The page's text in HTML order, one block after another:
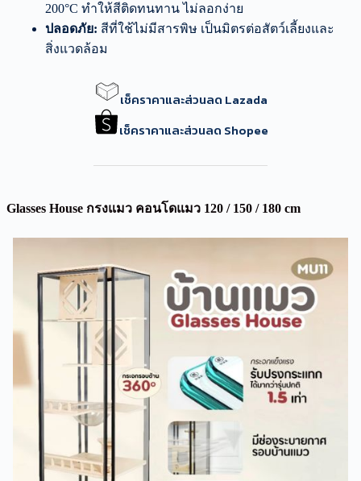
200°C ทำให้สีติดทนทาน ไม่ลอกง่าย
ปลอดภัย: สีที่ใช้ไม่มีสารพิษ เป็นมิตรต่อสัตว์เลี้ยงและ
สิ่งแวดล้อม
เช็คราคาและส่วนลด Lazada
เช็คราคาและส่วนลด Shopee
Glasses House กรงแมว คอนโดแมว 120 / 150 / 180 cm